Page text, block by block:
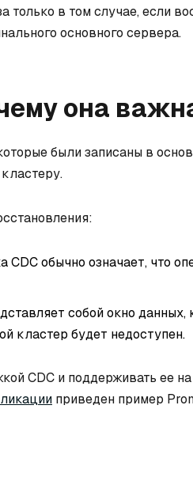
только в том случае, если
основного сервера.
она
были записаны в
обычно означает, что
собой окно данных,
кластер будет недоступен.
CDC и поддерживать ее
приведен пример